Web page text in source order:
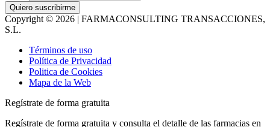
Quiero suscribirme
Copyright © 2026 | FARMACONSULTING TRANSACCIONES,
S.L.
Términos de uso
Política de Privacidad
Politica de Cookies
Mapa de la Web
Regístrate de forma gratuita
Regístrate de forma gratuita y consulta el detalle de las farmacias en